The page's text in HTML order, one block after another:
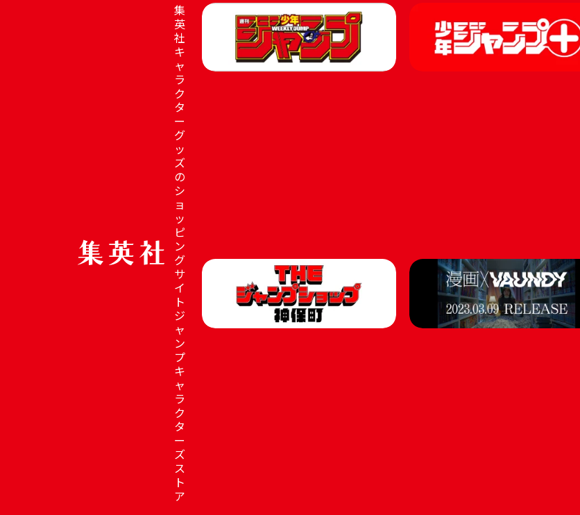
集
英
社
キ
ャ
ラ
ク
タ
ー
グ
ッ
ズ
の
シ
ョ
ッ
ピ
ン
グ
サ
イ
ト
ジ
ャ
ン
プ
キ
ャ
ラ
ク
タ
ー
ズ
ス
ト
ア